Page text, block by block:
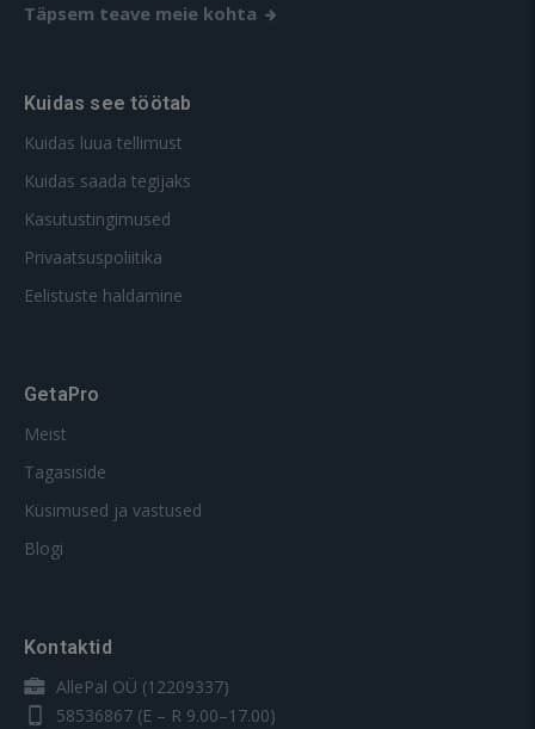
Täpsem teave meie kohta
Kuidas see töötab
Kuidas luua tellimust
Kuidas saada tegijaks
Kasutustingimused
Privaatsuspoliitika
Eelistuste haldamine
GetaPro
Meist
Tagasiside
Küsimused ja vastused
Blogi
Kontaktid
AllePal OÜ (12209337)
58536867 (E – R 9.00–17.00)